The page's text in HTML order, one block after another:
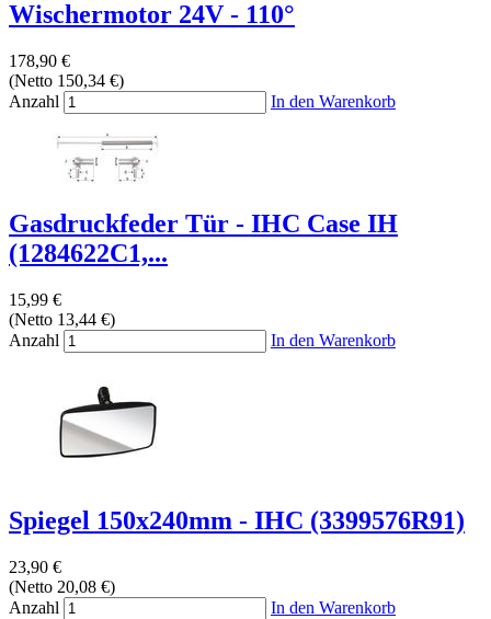
Wischermotor 24V - 110°
178,90 €
(Netto 150,34 €)
Anzahl
In den Warenkorb
Gasdruckfeder Tür - IHC Case IH
(1284622C1,...
15,99 €
(Netto 13,44 €)
Anzahl
In den Warenkorb
Spiegel 150x240mm - IHC (3399576R91)
23,90 €
(Netto 20,08 €)
Anzahl
In den Warenkorb